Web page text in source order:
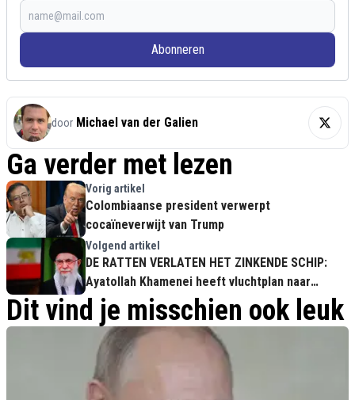
Abonneren
door Michael van der Galien
Ga verder met lezen
Vorig artikel
Colombiaanse president verwerpt
cocaïneverwijt van Trump
Volgend artikel
DE RATTEN VERLATEN HET ZINKENDE SCHIP:
Ayatollah Khamenei heeft vluchtplan naar
Moskou klaarliggen!
Dit vind je misschien ook leuk